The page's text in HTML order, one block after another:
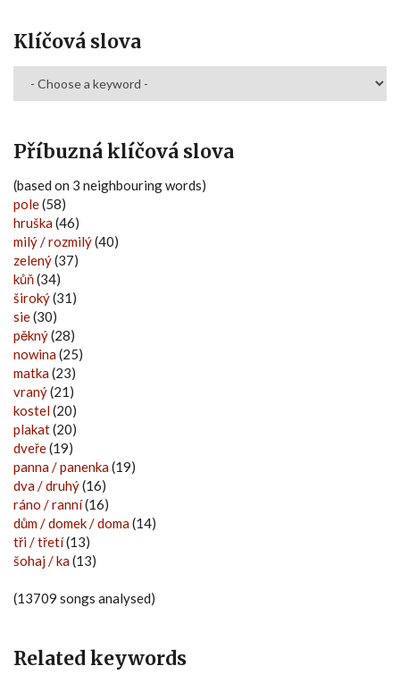
Klíčová slova
Příbuzná klíčová slova
(based on 3 neighbouring words)
pole(58)
hruška(46)
milý / rozmilý(40)
zelený(37)
kůň(34)
široký(31)
sie(30)
pěkný(28)
nowina(25)
matka(23)
vraný(21)
kostel(20)
plakat(20)
dveře(19)
panna / panenka(19)
dva / druhý(16)
ráno / ranní(16)
dům / domek / doma(14)
tři / třetí(13)
šohaj / ka(13)
(13709 songs analysed)
Related keywords